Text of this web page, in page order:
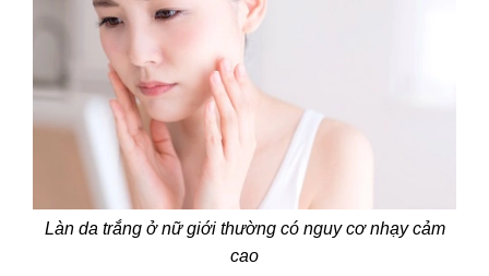
Làn da trắng ở nữ giới thường có nguy cơ nhạy cảm
cao